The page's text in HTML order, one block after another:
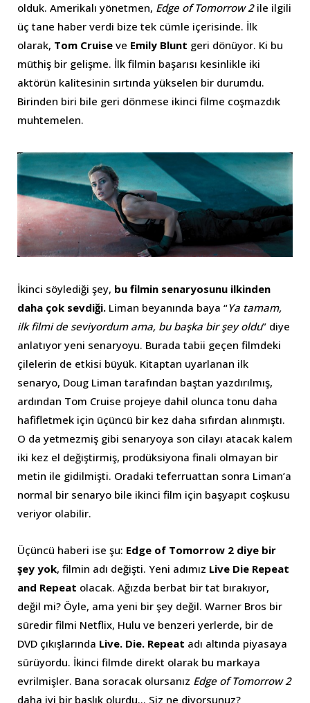
olduk. Amerikalı yönetmen, Edge of Tomorrow 2ile ilgili
üç tane haber verdi bize tek cümle içerisinde. İlk
olarak, Tom Cruise ve Emily Blunt geri dönüyor. Ki bu
müthiş bir gelişme. İlk filmin başarısı kesinlikle iki
aktörün kalitesinin sırtında yükselen bir durumdu.
Birinden biri bile geri dönmese ikinci filme coşmazdık
muhtemelen.
İkinci söylediği şey, bu filmin senaryosunu ilkinden
daha çok sevdiği. Liman beyanında baya “Ya tamam,
ilk filmi de seviyordum ama, bu başka bir şey oldu” diye
anlatıyor yeni senaryoyu. Burada tabii geçen filmdeki
çilelerin de etkisi büyük. Kitaptan uyarlanan ilk
senaryo, Doug Liman tarafından baştan yazdırılmış,
ardından Tom Cruise projeye dahil olunca tonu daha
hafifletmek için üçüncü bir kez daha sıfırdan alınmıştı.
O da yetmezmiş gibi senaryoya son cilayı atacak kalem
iki kez el değiştirmiş, prodüksiyona finali olmayan bir
metin ile gidilmişti. Oradaki teferruattan sonra Liman’a
normal bir senaryo bile ikinci film için başyapıt coşkusu
veriyor olabilir.
Üçüncü haberi ise şu: Edge of Tomorrow 2 diye bir
şey yok, filmin adı değişti. Yeni adımız Live Die Repeat
and Repeat olacak. Ağızda berbat bir tat bırakıyor,
değil mi? Öyle, ama yeni bir şey değil. Warner Bros bir
süredir filmi Netflix, Hulu ve benzeri yerlerde, bir de
DVD çıkışlarında Live. Die. Repeat adı altında piyasaya
sürüyordu. İkinci filmde direkt olarak bu markaya
evrilmişler. Bana soracak olursanız Edge of Tomorrow 2
daha iyi bir başlık olurdu… Siz ne diyorsunuz?